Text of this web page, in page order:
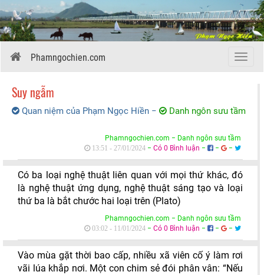
Menu
Phamngochien.com
Suy ngẫm
Quan niệm của Phạm Ngọc Hiền − Danh ngôn sưu tầm
Phamngochien.com − Danh ngôn sưu tầm
13:51 - 27/01/2024 − Có 0 Bình luận − − −
Có ba loại nghệ thuật liên quan với mọi thứ khác, đó
là nghệ thuật ứng dụng, nghệ thuật sáng tạo và loại
thứ ba là bắt chước hai loại trên (Plato)
Phamngochien.com − Danh ngôn sưu tầm
03:02 - 11/01/2024 − Có 0 Bình luận − − −
Vào mùa gặt thời bao cấp, nhiều xã viên cố ý làm rơi
vãi lúa khắp nơi. Một con chim sẻ đói phân vân: “Nếu